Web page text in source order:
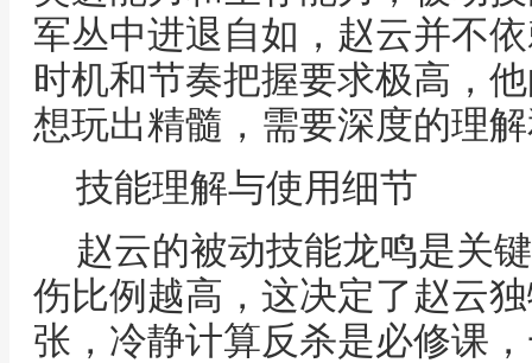
军丛中进退自如，赵云并不
时机和节奏把握要求极高，
想玩出精髓，需要深度的理
技能理解与使用细节
赵云的被动技能龙鸣是关
伤比例越高，这决定了赵云
张，冷静计算反杀是必修课